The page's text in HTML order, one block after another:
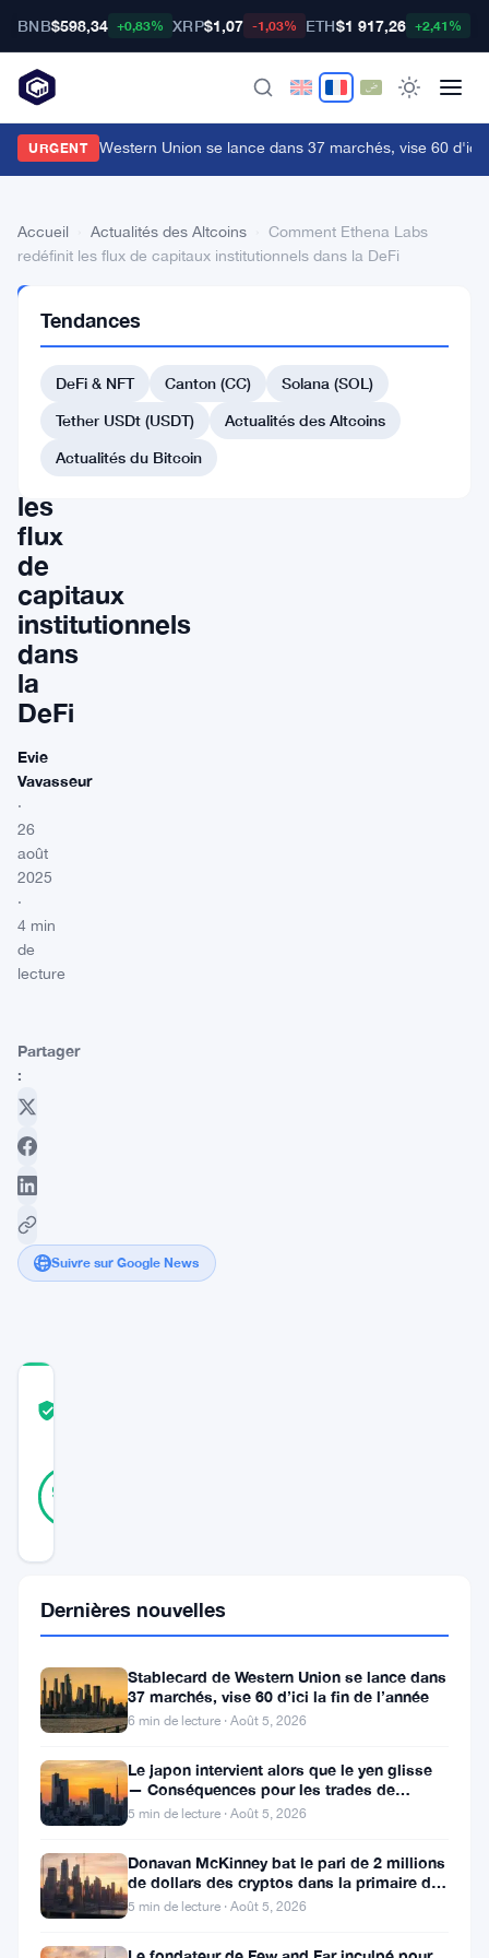
BNB$598,34 +0,83% XRP$1,07 -1,03% ETH$1 917,26 +2,41%
URGENTde Western Union se lance dans 37 marchés, vise 60 d'ici
Accueil Actualités des Altcoins
Comment Ethena Labs
redéfinit les flux de capitaux institutionnels dans la DeFi
DES
ALTCOINS
Comment
Ethena
Labs
les
flux
de
capitaux
institutionnels
dans
la
DeFi
Evie
Vavasseur
·
26
août
2025
·
4 min
de
lecture
Partager
:
Suivre sur Google News
94
stablecoin
synthétique
USDe
d’Ethena
Labs
barre
Tendances
DeFi & NFT Canton (CC)
Solana (SOL)
Tether USDt (USDT)
Actualités des Altcoins
Actualités du Bitcoin
Dernières nouvelles
Stablecard de Western Union se lance dans
37 marchés, vise 60 d’ici la fin de l’année
6 min de lecture · Août 5, 2026
Le japon intervient alors que le yen glisse
— Conséquences pour les trades de
portage crypto
5 min de lecture · Août 5, 2026
Donavan McKinney bat le pari de 2 millions
de dollars des cryptos dans la primaire du
13e district du Michigan
5 min de lecture · Août 5, 2026